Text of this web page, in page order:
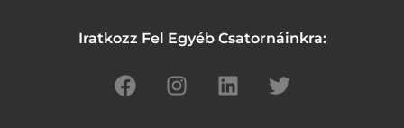
Iratkozz Fel Egyéb Csatornáinkra: